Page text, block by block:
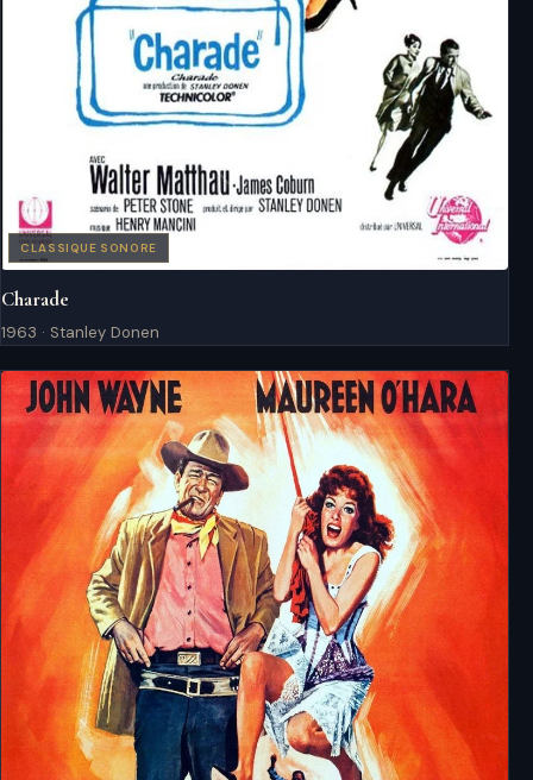
CLASSIQUE SONORE
Charade
1963 · Stanley Donen